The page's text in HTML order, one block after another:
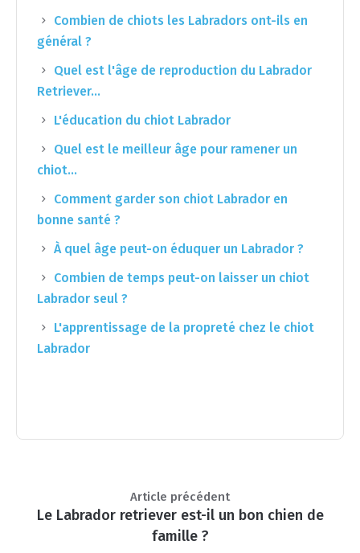
Combien de chiots les Labradors ont-ils en
général ?
Quel est l'âge de reproduction du Labrador
Retriever…
L'éducation du chiot Labrador
Quel est le meilleur âge pour ramener un
chiot…
Comment garder son chiot Labrador en
bonne santé ?
À quel âge peut-on éduquer un Labrador ?
Combien de temps peut-on laisser un chiot
Labrador seul ?
L'apprentissage de la propreté chez le chiot
Labrador
Le Labrador retriever est-il un bon chien de
famille ?
Article précédent